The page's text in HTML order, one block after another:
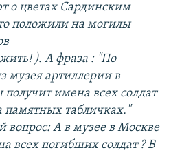
о цветах Сардинским
положили на могилы
). А фраза : "По
музея артиллерии в
имена всех солдат
памятных табличках."
вопрос: А в музее в Москве
всех погибших солдат ? В